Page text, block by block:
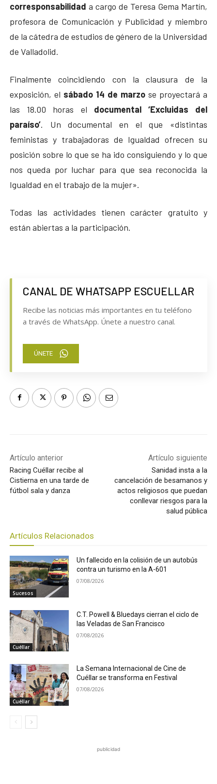
corresponsabilidad a cargo de Teresa Gema Martín,
profesora de Comunicación y Publicidad y miembro
de la cátedra de estudios de género de la Universidad
de Valladolid.
Finalmente coincidiendo con la clausura de la
exposición, el sábado 14 de marzo se proyectará a
las 18.00 horas el documental ‘Excluidas del
paraíso’. Un documental en el que «distintas
feministas y trabajadoras de Igualdad ofrecen su
posición sobre lo que se ha ido consiguiendo y lo que
nos queda por luchar para que sea reconocida la
Igualdad en el trabajo de la mujer».
Todas las actividades tienen carácter gratuito y
están abiertas a la participación.
CANAL DE WHATSAPP ESCUELLAR
Recibe las noticias más importantes en tu teléfono
a través de WhatsApp. Únete a nuestro canal.
ÚNETE
Artículo anterior
Racing Cuéllar recibe al
Cistierna en una tarde de
fútbol sala y danza
Artículo siguiente
Sanidad insta a la
cancelación de besamanos y
actos religiosos que puedan
conllevar riesgos para la
salud pública
Artículos Relacionados
Sucesos
Un fallecido en la colisión de un autobús
contra un turismo en la A-601
07/08/2026
Cuéllar
C.T. Powell & Bluedays cierran el ciclo de
las Veladas de San Francisco
07/08/2026
Cuéllar
La Semana Internacional de Cine de
Cuéllar se transforma en Festival
07/08/2026
publicidad